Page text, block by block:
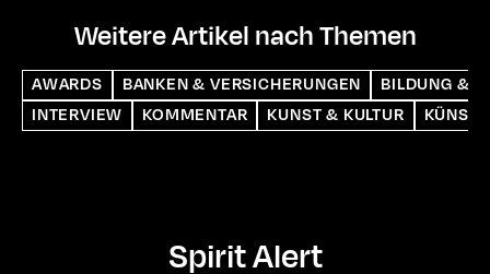
Weitere Artikel nach Themen
AWARDS BANKEN & VERSICHERUNGEN
BILDUNG &
INTERVIEW
KOMMENTAR KUNST & KULTUR
Spirit Alert